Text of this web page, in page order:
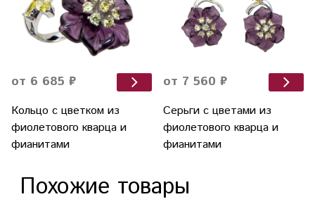
от 6 685 ₽
Кольцо с цветком из
фиолетового кварца и
фианитами
от 7 560 ₽
Серьги с цветами из
фиолетового кварца и
фианитами
Похожие товары